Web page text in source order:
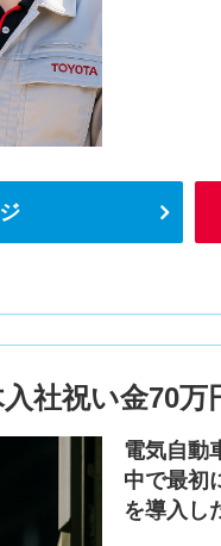
社祝い金70万
電気自動
中で最初
を導入し